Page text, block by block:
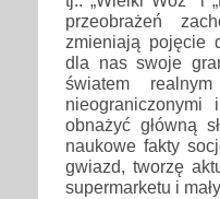
przeobrażeń
zmieniają pojęcie
dla nas swoje
światem
obnażyć główną
naukowe fakty
gwiazd, tworzę
supermarketu i